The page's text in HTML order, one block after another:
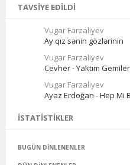
TAVSIYE EDILDI
Vugar Farzaliyev
Ay qız sənin gözlərinin
Vugar Farzaliyev
Cevher - Yaktım
Vugar Farzaliyev
Ayaz Erdoğan - Hep Mi
İSTATISTIKLER
BUGÜN DINLENENLER